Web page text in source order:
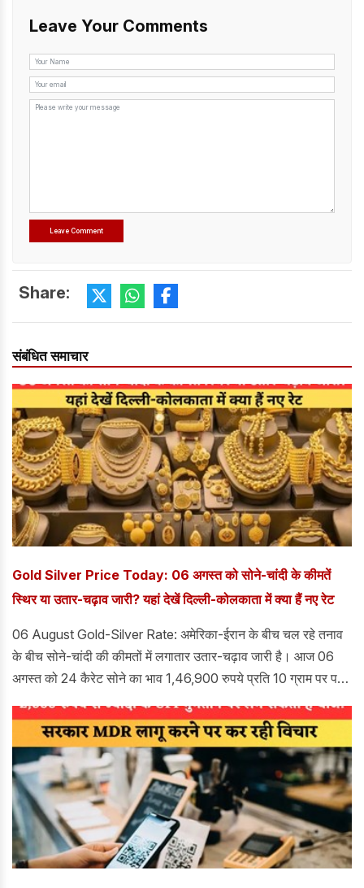
Leave Your Comments
Share:
संबंधित समाचार
Gold Silver Price Today: 06 अगस्त को सोने-चांदी के कीमतें
स्थिर या उतार-चढ़ाव जारी? यहां देखें दिल्ली-कोलकाता में क्या हैं नए रेट
06 August Gold-Silver Rate: अमेरिका-ईरान के बीच चल रहे तनाव
के बीच सोने-चांदी की कीमतों में लगातार उतार-चढ़ाव जारी है। आज 06
अगस्त को 24 कैरेट सोने का भाव 1,46,900 रुपये प्रति 10 ग्राम पर पहुंच
गई। तो चलिए आज के भाव के बारे में जानत है।